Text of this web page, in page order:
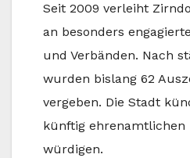
Seit 2009 verleiht
an besonders
und Verbänden. Nach
wurden bislang 62
vergeben. Die Stadt
künftig ehrenamtlichen
würdigen.